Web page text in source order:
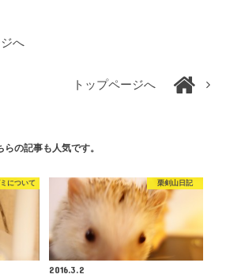
へ
トップページへ
らの記事も人気です。
について 栗剣山日記
2016.3.2